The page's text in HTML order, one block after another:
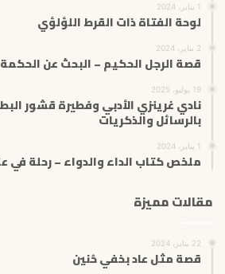
1 يناير، 2024
لوحة الفتاة ذات القرط اللؤلؤي
2 يناير، 2024
قصة الرجل الحكيم – البحث عن الحكمة
19 يوليو، 2025
نادي غرينزي الأدبي وفطيرة قشور
بالرسائل والذكريات
1 يناير، 2024
ملخص كتاب الداء والدواء – رحلة في
مقالات مميزة
22 يناير، 2024
قصة مثل عاد بخفي حُنين